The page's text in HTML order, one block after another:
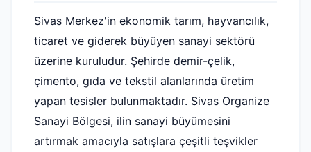
Sivas Merkez'in ekonomik tarım, hayvancılık,
ticaret ve giderek büyüyen sanayi sektörü
üzerine kuruludur. Şehirde demir-çelik,
çimento, gıda ve tekstil alanlarında üretim
yapan tesisler bulunmaktadır. Sivas Organize
Sanayi Bölgesi, ilin sanayi büyümesini
artırmak amacıyla satışlara çeşitli teşvikler